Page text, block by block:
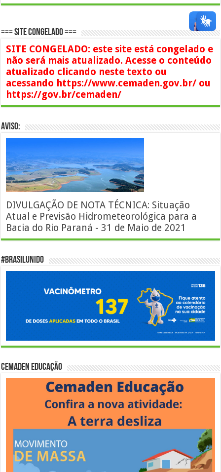
=== SITE CONGELADO ===
SITE CONGELADO: este site está congelado e
não será mais atualizado. Acesse o conteúdo
atualizado clicando neste texto ou
acessando https://www.cemaden.gov.br/ ou
https://gov.br/cemaden/
AVISO:
DIVULGAÇÃO DE NOTA TÉCNICA: Situação
Atual e Previsão Hidrometeorológica para a
Bacia do Rio Paraná - 31 de Maio de 2021
#BrasilUnido
Cemaden Educação